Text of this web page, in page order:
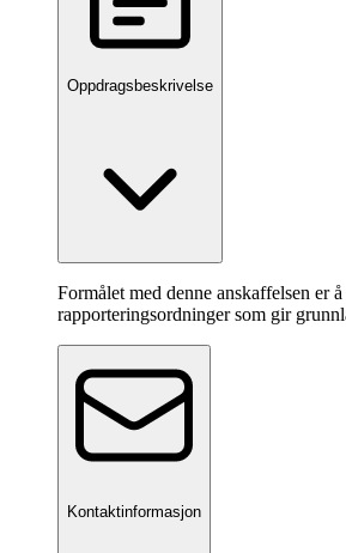
Oppdragsbeskrivelse
Formålet med denne anskaffelsen
rapporteringsordninger som gir
Kontaktinformasjon